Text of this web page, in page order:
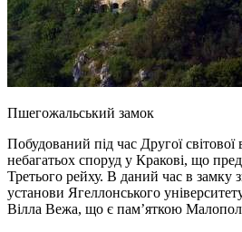
Пшегожальський замок
Побудований під час Другої
небагатьох споруд у Кракові, що
Третього рейху. В даний час в замку
установи Ягеллонського
Вілла Вежа, що є пам’яткою